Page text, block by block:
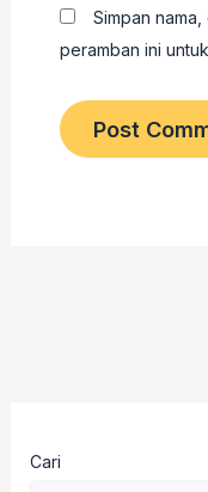
Simpan
peramban ini
Cari